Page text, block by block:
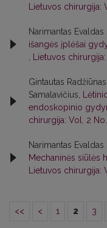
Lietuvos
Narimantas Evaldas
išangės įplėšai
Lietuvos
Gintautas
Samalavičius,
endoskopinio
chirurgija: Vol. 2
Narimantas Evaldas
Mechaninės siūlės
Lietuvos
<< < 1 2 3